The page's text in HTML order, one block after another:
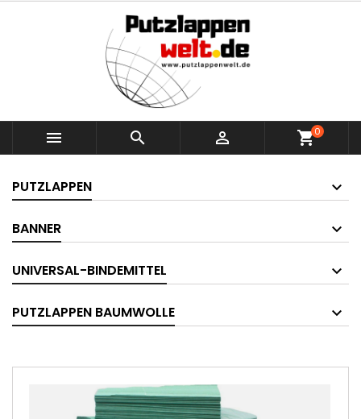
   shopping_cart0
PUTZLAPPEN
BANNER
UNIVERSAL-BINDEMITTEL
PUTZLAPPEN BAUMWOLLE